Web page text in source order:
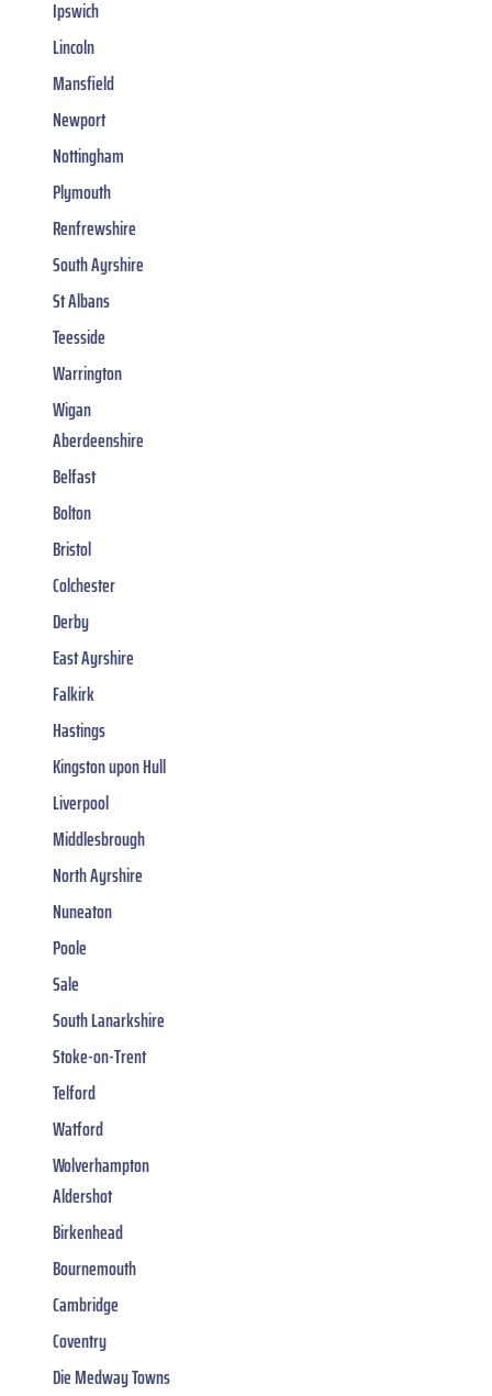
Ipswich
Lincoln
Mansfield
Newport
Nottingham
Plymouth
Renfrewshire
South Ayrshire
St Albans
Teesside
Warrington
Wigan
Aberdeenshire
Belfast
Bolton
Bristol
Colchester
Derby
East Ayrshire
Falkirk
Hastings
Kingston upon Hull
Liverpool
Middlesbrough
North Ayrshire
Nuneaton
Poole
Sale
South Lanarkshire
Stoke-on-Trent
Telford
Watford
Wolverhampton
Aldershot
Birkenhead
Bournemouth
Cambridge
Coventry
Die Medway Towns